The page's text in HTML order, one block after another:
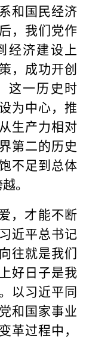
和国民经济
，我们党作
经济建设上
，成功开创
这一历史时
为中心，推
生产力相对
第二的历史
不足到总体
。
，才能不断
近平总书记
往就是我们
好日子是我
以习近平同
和国家事业
革过程中，